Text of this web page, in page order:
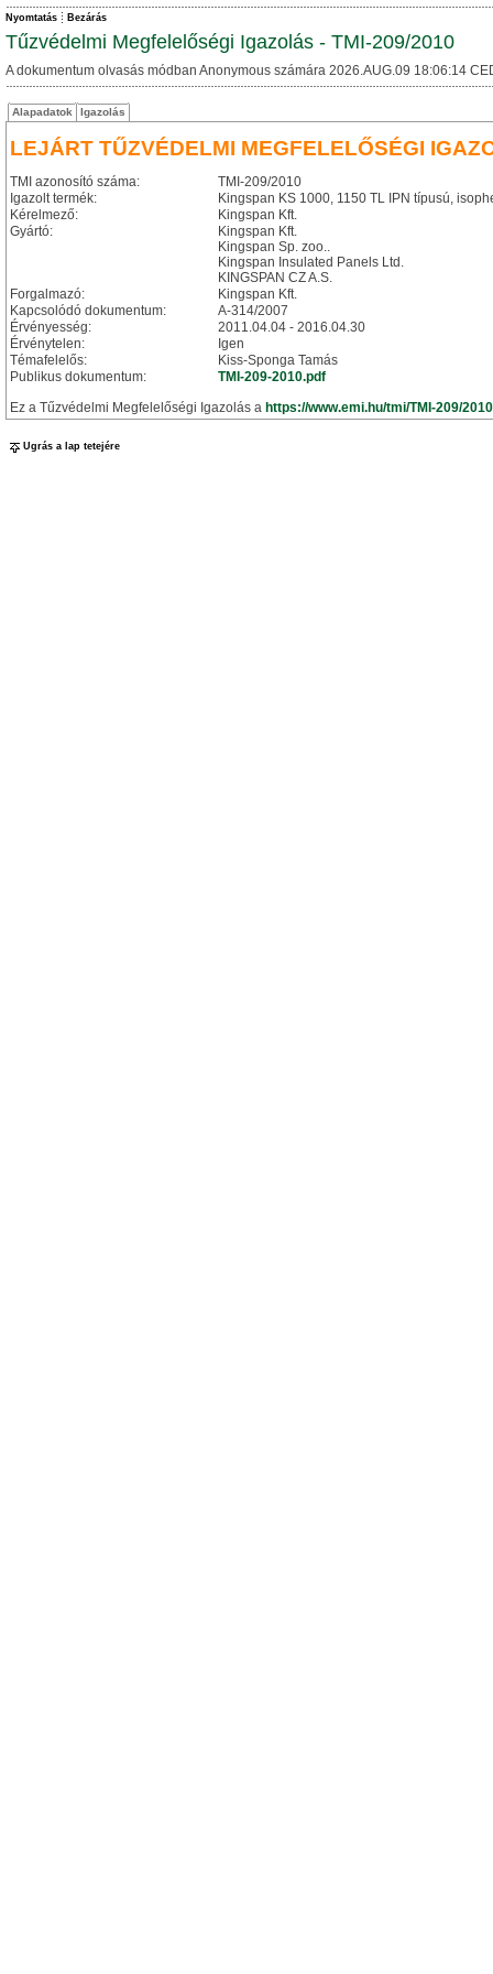
Nyomtatás Bezárás
Tűzvédelmi Megfelelőségi Igazolás - TMI-209/2010
A dokumentum olvasás módban Anonymous számára 2026.AUG.09 18:06:14
Alapadatok Igazolás
LEJÁRT TŰZVÉDELMI MEGFELELŐSÉGI
TMI azonosító száma:
TMI-209/2010
Igazolt termék:
Kingspan KS 1000, 1150 TL IPN típusú,
Kérelmező:
Kingspan Kft.
Gyártó:
Kingspan Kft.
Kingspan Sp. zoo..
Kingspan Insulated Panels Ltd.
KINGSPAN CZ A.S.
Forgalmazó:
Kingspan Kft.
Kapcsolódó dokumentum:
A-314/2007
Érvényesség:
2011.04.04 - 2016.04.30
Érvénytelen:
Igen
Témafelelős:
Kiss-Sponga Tamás
Publikus dokumentum:
TMI-209-2010.pdf
Ez a Tűzvédelmi Megfelelőségi Igazolás a https://www.emi.hu/tmi/TMI-209/2010
Ugrás a lap tetejére